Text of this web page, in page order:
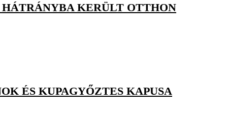
KERÜLT OTTHON
ÉS KUPAGYŐZTES KAPUSA